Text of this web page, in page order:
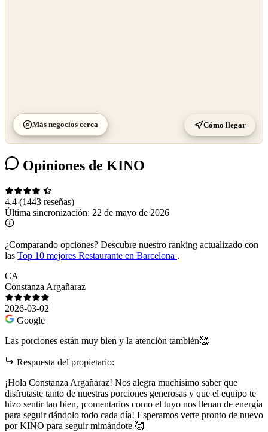
Más negocios cerca Cómo llegar
Opiniones de KINO
4.4 (1443 reseñas)
Última sincronización: 22 de mayo de 2026
¿Comparando opciones? Descubre nuestro ranking actualizado con
las Top 10 mejores Restaurante en Barcelona .
CA
Constanza Argañaraz
2026-03-02
Google
Las porciones están muy bien y la atención también🥰
Respuesta del propietario:
¡Hola Constanza Argañaraz! Nos alegra muchísimo saber que
disfrutaste tanto de nuestras porciones generosas y que el equipo te
hizo sentir tan bien, ¡comentarios como el tuyo nos llenan de energía
para seguir dándolo todo cada día! Esperamos verte pronto de nuevo
por KINO para seguir mimándote 🥰